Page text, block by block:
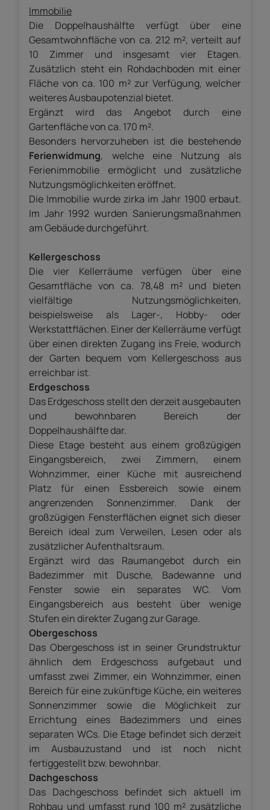
Immobilie
Die Doppelhaushälfte verfügt über eine
Gesamtwohnfläche von ca. 212 m², verteilt auf
10 Zimmer und insgesamt vier Etagen.
Zusätzlich steht ein Rohdachboden mit einer
Fläche von ca. 100 m² zur Verfügung, welcher
weiteres Ausbaupotenzial bietet.
Ergänzt wird das Angebot durch eine
Gartenfläche von ca. 170 m².
Besonders hervorzuheben ist die bestehende
Ferienwidmung, welche eine Nutzung als
Ferienimmobilie ermöglicht und zusätzliche
Nutzungsmöglichkeiten eröffnet.
Die Immobilie wurde zirka im Jahr 1900 erbaut.
Im Jahr 1992 wurden Sanierungsmaßnahmen
am Gebäude durchgeführt.
Kellergeschoss
Die vier Kellerräume verfügen über eine
Gesamtfläche von ca. 78,48 m² und bieten
vielfältige Nutzungsmöglichkeiten,
beispielsweise als Lager-, Hobby- oder
Werkstattflächen. Einer der Kellerräume verfügt
über einen direkten Zugang ins Freie, wodurch
der Garten bequem vom Kellergeschoss aus
erreichbar ist.
Erdgeschoss
Das Erdgeschoss stellt den derzeit ausgebauten
und bewohnbaren Bereich der
Doppelhaushälfte dar.
Diese Etage besteht aus einem großzügigen
Eingangsbereich, zwei Zimmern, einem
Wohnzimmer, einer Küche mit ausreichend
Platz für einen Essbereich sowie einem
angrenzenden Sonnenzimmer. Dank der
großzügigen Fensterflächen eignet sich dieser
Bereich ideal zum Verweilen, Lesen oder als
zusätzlicher Aufenthaltsraum.
Ergänzt wird das Raumangebot durch ein
Badezimmer mit Dusche, Badewanne und
Fenster sowie ein separates WC. Vom
Eingangsbereich aus besteht über wenige
Stufen ein direkter Zugang zur Garage.
Obergeschoss
Das Obergeschoss ist in seiner Grundstruktur
ähnlich dem Erdgeschoss aufgebaut und
umfasst zwei Zimmer, ein Wohnzimmer, einen
Bereich für eine zukünftige Küche, ein weiteres
Sonnenzimmer sowie die Möglichkeit zur
Errichtung eines Badezimmers und eines
separaten WCs. Die Etage befindet sich derzeit
im Ausbauzustand und ist noch nicht
fertiggestellt bzw. bewohnbar.
Dachgeschoss
Das Dachgeschoss befindet sich aktuell im
Rohbau und umfasst rund 100 m² zusätzliche